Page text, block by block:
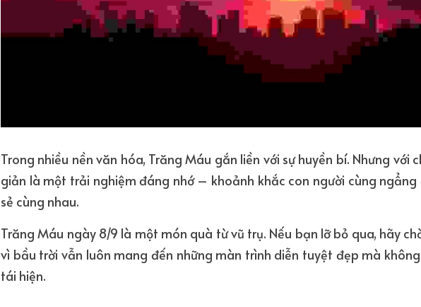
Trong nhiều nền văn hóa, Trăng Máu gắn liền với sự huyền bí. Nhưng với
giản là một trải nghiệm đáng nhớ – khoảnh khắc con người cùng
sẻ cùng nhau.
Trăng Máu ngày 8/9 là một món quà từ vũ trụ. Nếu bạn lỡ bỏ qua, hãy
vì bầu trời vẫn luôn mang đến những màn trình diễn tuyệt đẹp mà
tái hiện.